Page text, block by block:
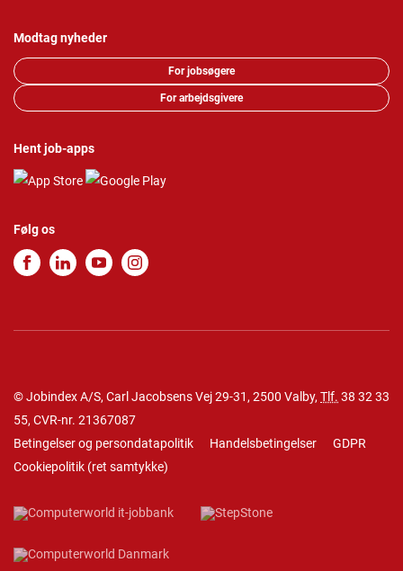
Modtag nyheder
For jobsøgere
For arbejdsgivere
Hent job-apps
Følg os
© Jobindex A/S, Carl Jacobsens Vej 29-31, 2500 Valby, Tlf. 38 32 33
55, CVR-nr. 21367087
Betingelser og persondatapolitik
Handelsbetingelser
GDPR
Cookiepolitik (ret samtykke)